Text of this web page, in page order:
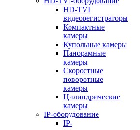
HD-TVI
видеорегистраторы
Компактные
камеры
Купольные камеры
Панорамные
камеры
Скоростные
поворотные
камеры
Цилиндрические
камеры
IP-оборудование
IP-